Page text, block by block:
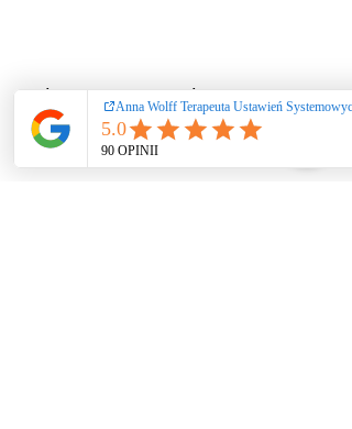
Udostępnij to wydarzenie